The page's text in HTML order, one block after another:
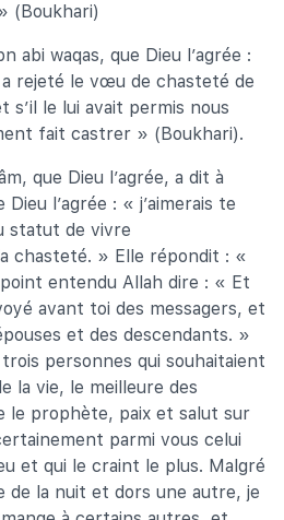
(Boukhari)
abi waqas, que Dieu l’agrée :
a rejeté le vœu de chasteté de
s’il le lui avait permis nous
fait castrer » (Boukhari).
que Dieu l’agrée, a dit à
l’agrée : « j’aimerais te
statut de vivre
chasteté. » Elle répondit : «
entendu Allah dire : « Et
avant toi des messagers, et
et des descendants. »
personnes qui souhaitaient
la vie, le meilleure des
le prophète, paix et salut sur
parmi vous celui
et qui le craint le plus. Malgré
de la nuit et dors une autre, je